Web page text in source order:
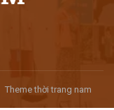
Theme thời trang nam